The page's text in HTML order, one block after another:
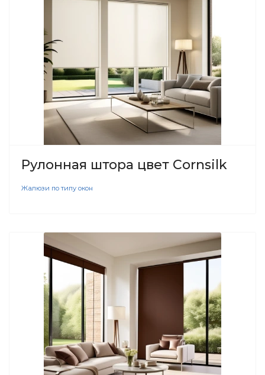
Рулонная штора цвет Cornsilk
Жалюзи по типу окон